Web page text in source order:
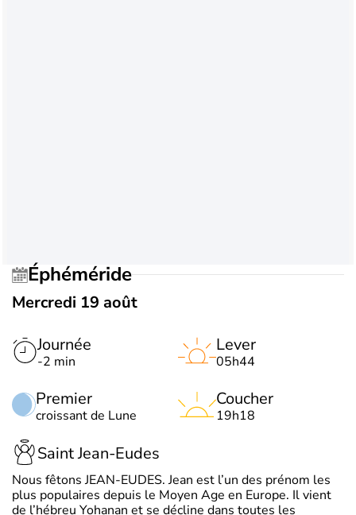
Éphéméride
Mercredi 19 août
Journée
-2 min
Premier
croissant de Lune
Lever
05h44
Coucher
19h18
Saint Jean-Eudes
Nous fêtons JEAN-EUDES. Jean est l’un des prénom les
plus populaires depuis le Moyen Age en Europe. Il vient
de l’hébreu Yohanan et se décline dans toutes les